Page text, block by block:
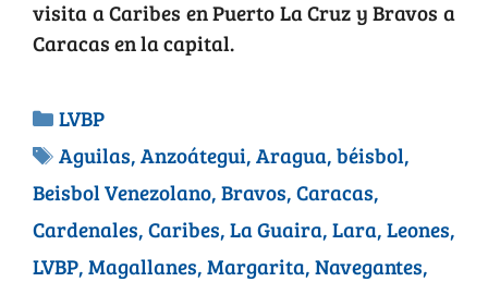
visita a Caribes en Puerto La Cruz y Bravos a
Caracas en la capital.
LVBP
Aguilas,Anzoátegui,Aragua,béisbol,
Beisbol Venezolano, Bravos, Caracas,
Cardenales, Caribes, La Guaira, Lara, Leones,
LVBP, Magallanes, Margarita, Navegantes,